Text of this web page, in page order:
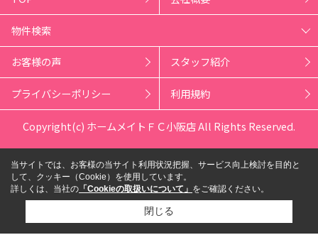
物件検索
お客様の声 スタッフ紹介
プライバシーポリシー 利用規約
Copyright(c) ホームメイトＦＣ小阪店 All Rights Reserved.
当サイトでは、お客様の当サイト利用状況把握、サービス向上検討を目的と
して、クッキー（Cookie）を使用しています。
詳しくは、当社の 「Cookieの取扱いについて」 をご確認ください。
閉じる